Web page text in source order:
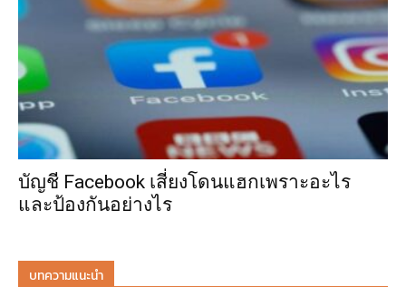
บัญชี Facebook เสี่ยงโดนแฮกเพราะอะไร
และป้องกันอย่างไร
บทความแนะนำ